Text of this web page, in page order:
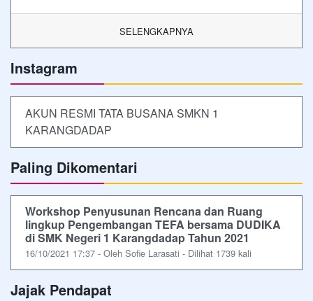
SELENGKAPNYA
Instagram
AKUN RESMI TATA BUSANA SMKN 1
KARANGDADAP
Paling Dikomentari
Workshop Penyusunan Rencana dan Ruang
lingkup Pengembangan TEFA bersama DUDIKA
di SMK Negeri 1 Karangdadap Tahun 2021
16/10/2021 17:37 - Oleh Sofie Larasati - Dilihat 1739 kali
Jajak Pendapat